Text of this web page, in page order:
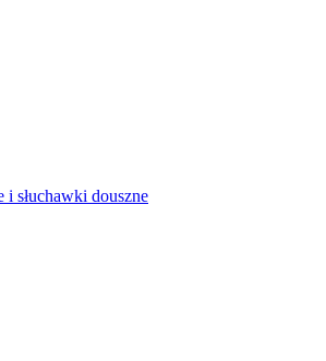
i słuchawki douszne